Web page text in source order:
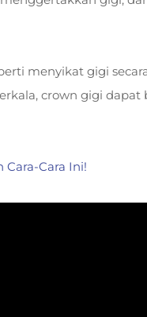
menyikat gigi
crown gigi
Cara-Cara Ini!